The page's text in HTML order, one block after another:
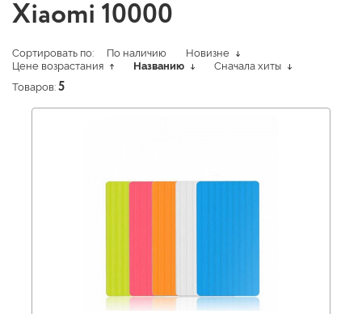
Xiaomi 10000
Сортировать по: По наличию
Новизне
Цене возрастания
Названию
Сначала хиты
Товаров: 5